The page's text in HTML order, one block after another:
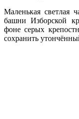
Маленькая светлая
башни Изборской
фоне серых
сохранить